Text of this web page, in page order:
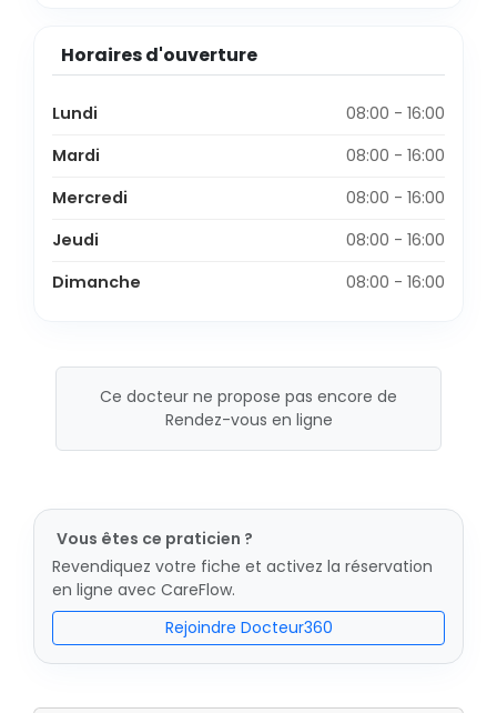
Horaires d'ouverture
Lundi
08:00 - 16:00
Mardi
08:00 - 16:00
Mercredi
08:00 - 16:00
Jeudi
08:00 - 16:00
Dimanche
08:00 - 16:00
Ce docteur ne propose pas encore de
Rendez-vous en ligne
Vous êtes ce praticien ?
Revendiquez votre fiche et activez la réservation
en ligne avec CareFlow.
Rejoindre Docteur360